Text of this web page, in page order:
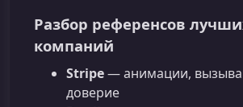
Разбор референсов
компаний
Stripe— анимации,
доверие